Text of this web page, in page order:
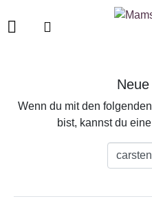
Wenn du mit den
bist, kannst du